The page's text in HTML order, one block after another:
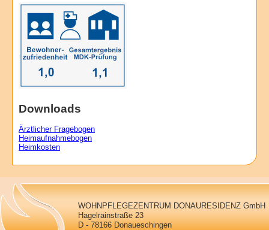
Downloads
Ärztlicher Fragebogen
Heimaufnahmebogen
Heimkosten
WOHNPFLEGEZENTRUM DONAURESIDENZ GmbH
Hagelrainstraße 23
D - 78166 Donaueschingen